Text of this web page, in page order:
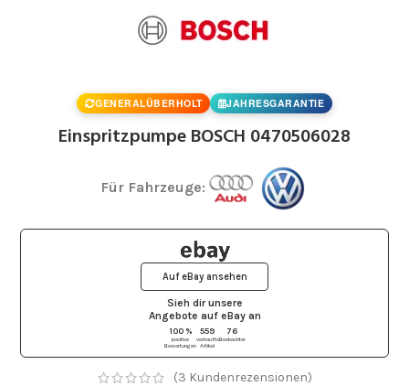
GENERALÜBERHOLT JAHRESGARANTIE
Einspritzpumpe BOSCH 0470506028
Für Fahrzeuge:
Sieh dir unsere
Angebote auf eBayan
100 %
positive
Bewertungen
559
verkaufte
Artikel
76
Beobachter
Auf eBay ansehen
(3 Kundenrezensionen)